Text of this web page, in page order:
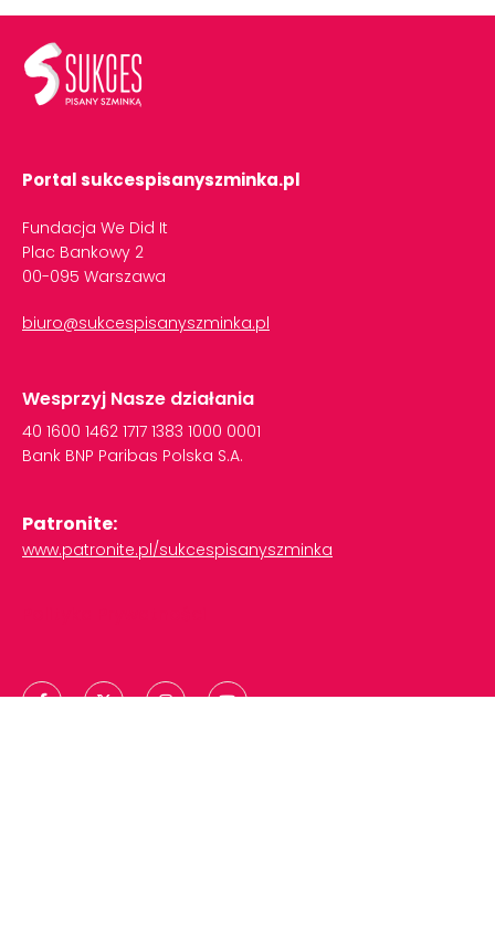
Portal sukcespisanyszminka.pl
Fundacja We Did It
Plac Bankowy 2
00-095 Warszawa
biuro@sukcespisanyszminka.pl
Wesprzyj Nasze działania
40 1600 1462 1717 1383 1000 0001
Bank BNP Paribas Polska S.A.
Patronite:
www.patronite.pl/sukcespisanyszminka